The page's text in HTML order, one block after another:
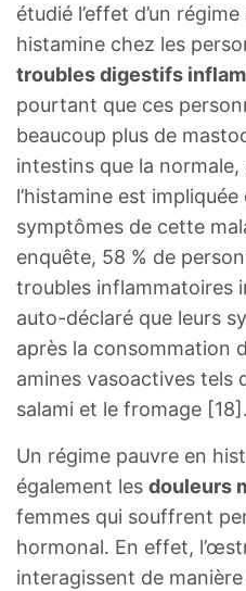
étudié l’effet d’un
histamine chez les
troubles digestifs
pourtant que ces
beaucoup plus de
intestins que la
l’histamine est
symptômes de cette
enquête, 58 % de
troubles inflammatoires
auto-déclaré que leurs
après la consommation
amines vasoactives tels
salami et le fromage [18].
Un régime pauvre en
également les douleurs
femmes qui souffrent
hormonal. En effet,
interagissent de